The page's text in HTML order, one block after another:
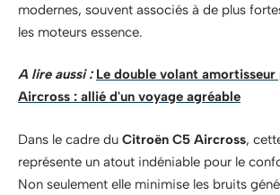
modernes, souvent associés à de plus
les moteurs essence.
A lire aussi : Le double volant
Aircross : allié d'un voyage agréable
Dans le cadre du Citroën C5 Aircross,
représente un atout indéniable pour le
Non seulement elle minimise les bruits